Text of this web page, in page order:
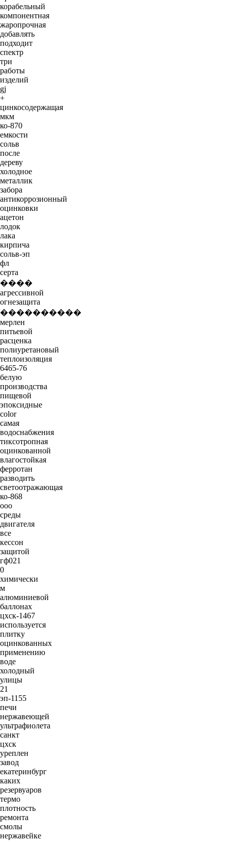
корабельный
компонентная
жаропрочная
добавлять
подходит
спектр
три
работы
изделий
gj
+
цинкосодержащая
мкм
ко-870
емкости
сольв
после
дереву
холодное
металлик
забора
антикоррозионный
оцинковки
ацетон
лодок
лака
кирпича
сольв-эп
фл
серта
����
агрессивной
огнезащита
����������
мерлен
питьевой
расценка
полиуретановый
теплоизоляция
6465-76
белую
производства
пищевой
эпоксидные
color
самая
водоснабжения
тиксотропная
оцинкованной
влагостойкая
ферротан
разводить
светоотражающая
ко-868
ооо
среды
двигателя
все
кессон
защитой
гф021
0
химически
м
алюминиевой
баллонах
цхск-1467
используется
плитку
оцинкованных
применению
воде
холодный
улицы
21
эп-1155
печи
нержавеющей
ультрафиолета
санкт
цхск
уреплен
завод
екатеринбург
каких
резервуаров
термо
плотность
ремонта
смолы
нержавейке